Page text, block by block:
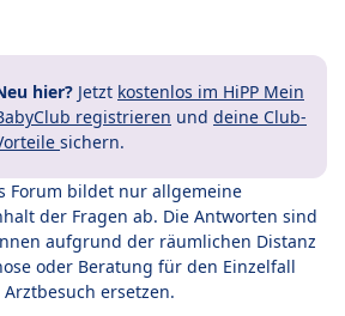
hier? Jetzt kostenlos im HiPP Mein
registrieren und deine Club-
sichern.
Forum bildet nur allgemeine
der Fragen ab. Die Antworten sind
aufgrund der räumlichen Distanz
oder Beratung für den Einzelfall
ersetzen.